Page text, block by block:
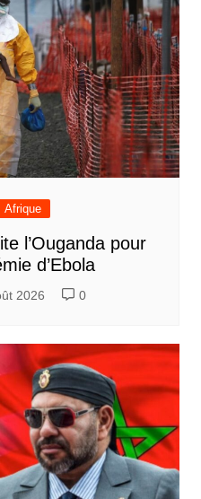
Afrique
l’Ouganda pour
d’Ebola
2026 0